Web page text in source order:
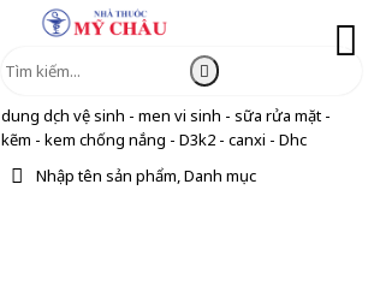
dung dịch vệ sinh - men vi sinh - sữa rửa mặt -
kẽm - kem chống nắng - D3k2 - canxi - Dhc
Nhập tên sản phẩm, Danh mục